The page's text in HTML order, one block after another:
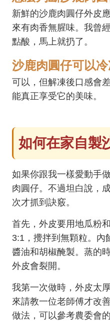
新鮮的沙鹿肉圓仔外皮
來有肉香無腥味。我曾
點酸，馬上就扔了。
沙鹿肉圓仔可以
可以，但解凍後口感會
能真正享受它的美味。
如何在家自製
如果你跟我一樣愛動手
肉圓仔。不過坦白說，
次才抓到訣竅。
首先，外皮要用地瓜粉
3:1，攪拌到無顆粒。內
醬油和胡椒醃製。蒸的
外皮會裂開。
我第一次做時，外皮太
來請教一位老師傅才改
做法，可以參考農委會